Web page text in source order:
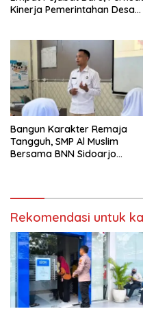
Kinerja Pemerintahan Desa
Bangun Karakter Remaja
Tangguh, SMP Al Muslim
Bersama BNN Sidoarjo
Rekomendasi untuk